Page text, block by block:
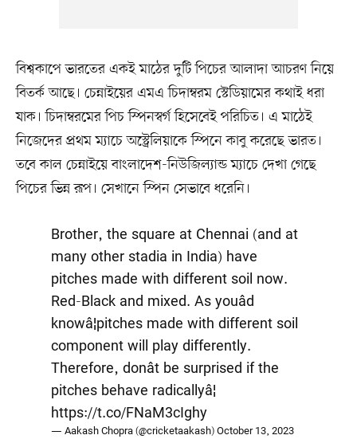
বিশ্বকাপে ভারতের একই মাঠের দুটি পিচের আলাদা আচরণ নিয়ে
বিতর্ক আছে। চেন্নাইয়ের এমএ চিদাম্বরম স্টেডিয়ামের কথাই ধরা
যাক। চিদাম্বরমের পিচ স্পিনস্বর্গ হিসেবেই পরিচিত। এ মাঠেই
নিজেদের প্রথম ম্যাচে অস্ট্রেলিয়াকে স্পিনে কাবু করেছে ভারত।
তবে কাল চেন্নাইয়ে বাংলাদেশ-নিউজিল্যান্ড ম্যাচে দেখা গেছে
পিচের ভিন্ন রূপ। সেখানে স্পিন সেভাবে ধরেনি।
Brother, the square at Chennai (and at
many other stadia in India) have
pitches made with different soil now.
Red-Black and mixed. As youâd
knowâ¦pitches made with different soil
component will play differently.
Therefore, donât be surprised if the
pitches behave radicallyâ¦
https://t.co/FNaM3cIghy
— Aakash Chopra (@cricketaakash)October 13, 2023